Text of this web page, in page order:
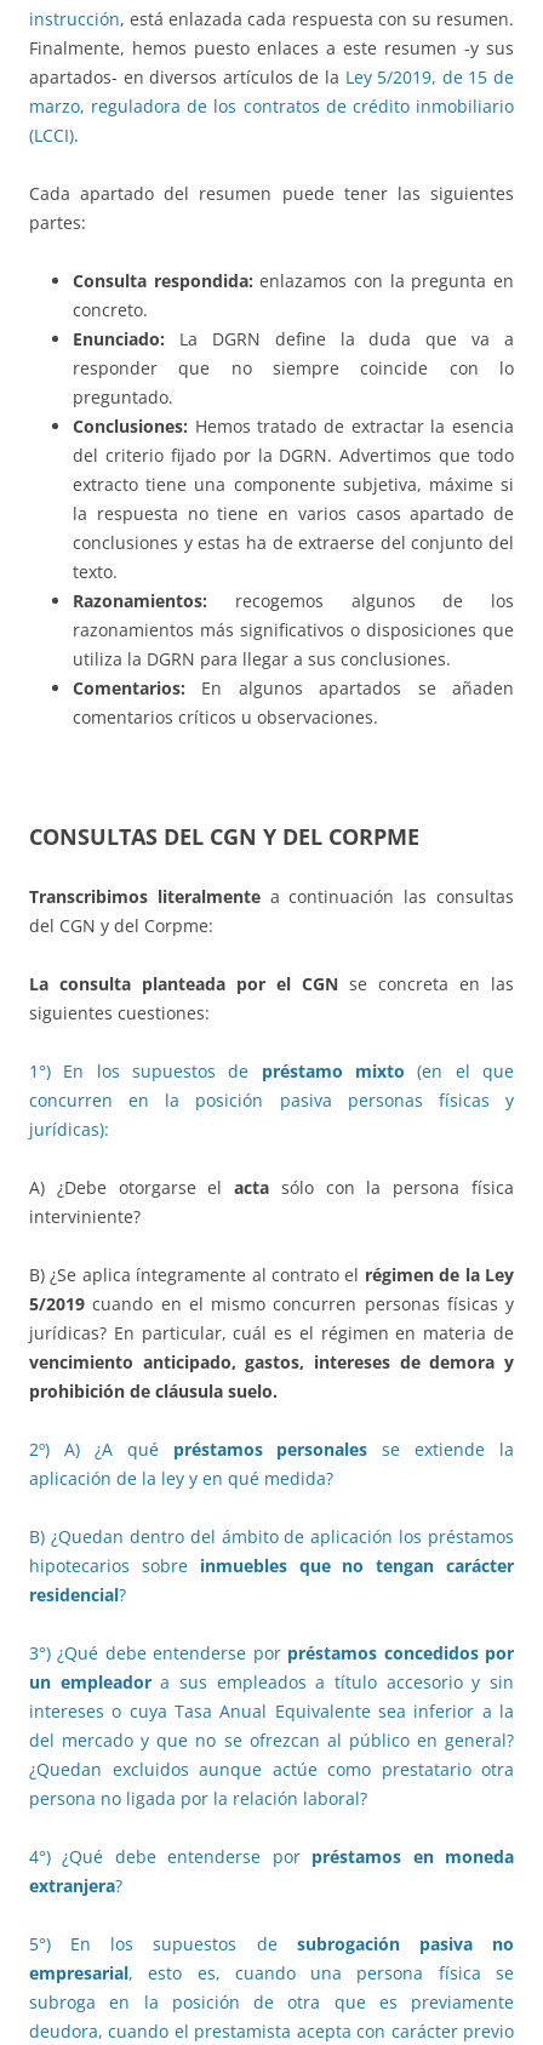
instrucción, está enlazada cada respuesta con su resumen.
Finalmente, hemos puesto enlaces a este resumen -y sus
apartados- en diversos artículos de la Ley 5/2019, de 15 de
marzo, reguladora de los contratos de crédito inmobiliario
(LCCI).
Cada apartado del resumen puede tener las siguientes
partes:
Consulta respondida:enlazamos con la pregunta en
concreto.
Enunciado: La DGRN define la duda que va a
responder que no siempre coincide con lo
preguntado.
Conclusiones: Hemos tratado de extractar la esencia
del criterio fijado por la DGRN. Advertimos que todo
extracto tiene una componente subjetiva, máxime si
la respuesta no tiene en varios casos apartado de
conclusiones y estas ha de extraerse del conjunto del
texto.
Razonamientos: recogemos algunos de los
razonamientos más significativos o disposiciones que
utiliza la DGRN para llegar a sus conclusiones.
Comentarios: En algunos apartados se añaden
comentarios críticos u observaciones.
CONSULTAS DEL CGN Y DEL CORPME
Transcribimos literalmentea continuación las consultas
del CGN y del Corpme:
La consulta planteada por el CGN se concreta en las
siguientes cuestiones:
1°) En los supuestos de préstamo mixto (en el que
concurren en la posición pasiva personas físicas y
jurídicas):
A) ¿Debe otorgarse elacta sólo con la persona física
interviniente?
B) ¿Se aplica íntegramente al contrato el régimen de la Ley
5/2019 cuando en el mismo concurren personas físicas y
jurídicas? En particular, cuál es el régimen en materia de
vencimiento anticipado, gastos, intereses de demora y
prohibición de cláusula suelo.
2º) A) ¿A qué préstamos personales se extiende la
aplicación de la ley y en qué medida?
B) ¿Quedan dentro del ámbito de aplicación los préstamos
hipotecarios sobre inmuebles que no tengan carácter
residencial?
3°) ¿Qué debe entenderse por préstamos concedidos por
un empleadora sus empleados a título accesorio y sin
intereses o cuya Tasa Anual Equivalente sea inferior a la
del mercado y que no se ofrezcan al público en general?
¿Quedan excluidos aunque actúe como prestatario otra
persona no ligada por la relación laboral?
4°) ¿Qué debe entenderse por préstamos en moneda
extranjera?
5°) En los supuestos de subrogación pasiva no
empresarial, esto es, cuando una persona física se
subroga en la posición de otra que es previamente
deudora, cuando el prestamista acepta con carácter previo